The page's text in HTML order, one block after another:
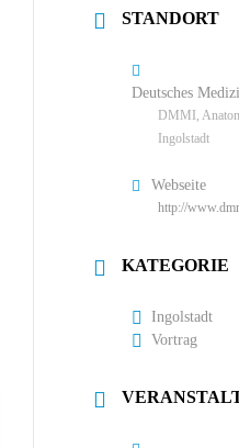
STANDORT
Deutsches
DMMI,
Ingolstadt
Webseite
http://
KATEGORIE
Ingolstadt
Vortrag